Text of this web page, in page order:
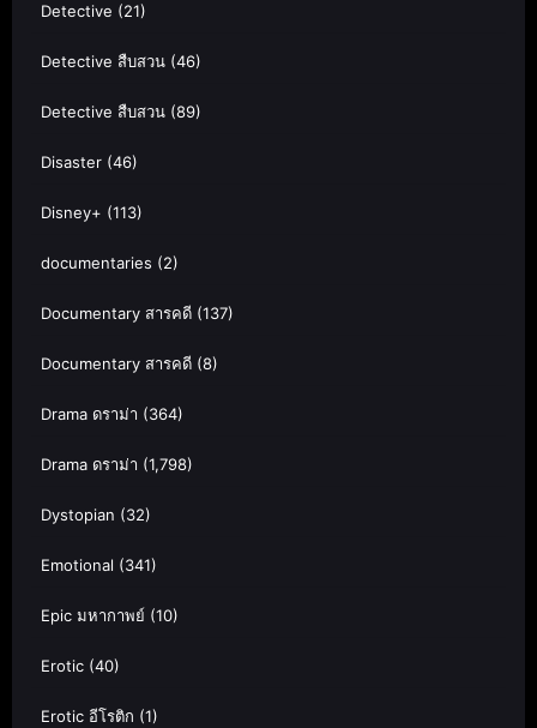
Detective (21)
Detective สืบสวน (46)
Detective สืบสวน (89)
Disaster (46)
Disney+ (113)
documentaries (2)
Documentary สารคดี (137)
Documentary สารคดี (8)
Drama ดราม่า (364)
Drama ดราม่า (1,798)
Dystopian (32)
Emotional (341)
Epic มหากาพย์ (10)
Erotic (40)
Erotic อีโรติก (1)